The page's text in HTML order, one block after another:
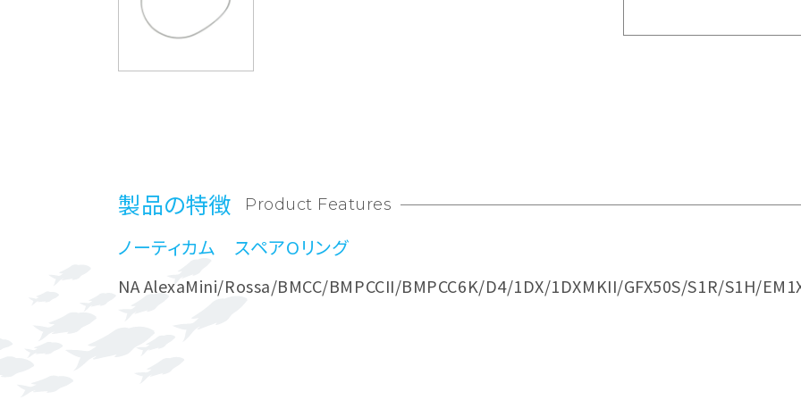
製品の特徴 Product Features
ノーティカム スペアOリング
NA AlexaMini/Rossa/BMCC/BMPCCII/BMPCC6K/D4/1DX/1DXMKII/GFX50S/S1R/S1H/